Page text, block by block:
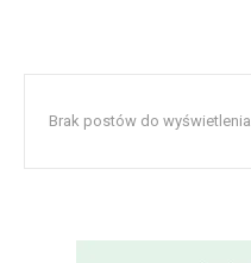
Brak postów do wyświetlenia